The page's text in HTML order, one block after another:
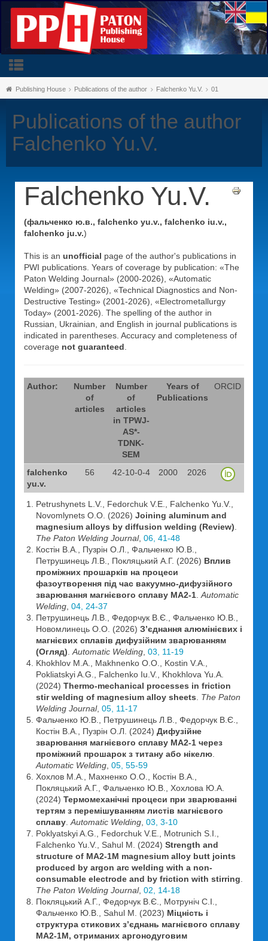
Publishing House Publications of the author Falchenko Yu.V. 01
Publications of the author
Falchenko Yu.V.
Falchenko Yu.V.
(фальченко ю.в., falchenko yu.v., falchenko iu.v.,
falchenko ju.v.)
This is an unofficial page of the author's publications in
PWI publications. Years of coverage by publication: «The
Paton Welding Journal» (2000-2026), «Automatic
Welding» (2007-2026), «Technical Diagnostics and Non-
Destructive Testing» (2001-2026), «Electrometallurgy
Today» (2001-2026). The spelling of the author in
Russian, Ukrainian, and English in journal publications is
indicated in parentheses. Accuracy and completeness of
coverage not guaranteed
Author:
Number
of
articles
Number
of
articles
in TPWJ-
AS*-
TDNK-
SEM
Years of
Publications
ORCID
falchenko
yu.v.
56 42-10-0-4 2000 2026
Petrushynets L.V., Fedorchuk V.E., Falchenko Yu.V.,
Novomlynets O.O. (2026) Joining aluminum and
magnesium alloys by diffusion welding (Review)
The Paton Welding Journal, 06, 41-48
Костін В.А., Пузрін О.Л., Фальченко Ю.В.,
Петрушинець Л.В., Покляцький А.Г. (2026) Вплив
проміжних прошарків на процеси
фазоутворення під час вакуумно-дифузійного
зварювання магнієвого сплаву МА2-1 Automatic
Welding 04, 24-37
Петрушинець Л.В., Федорчук В.Є., Фальченко Ю.В.,
Новомлинець О.О. (2026) З’єднання алюмінієвих і
магнієвих сплавів дифузійним зварюванням
(Огляд) Automatic Welding 03, 11-19
Khokhlov M.A., Makhnenko O.O., Kostin V.A.,
Pokliatskyi A.G., Falchenko Iu.V., Khokhlova Yu.A.
(2024) Thermo-mechanical processes in friction
stir welding of magnesium alloy sheets
The Paton
Welding Journal, 05, 11-17
Фальченко Ю.В., Петрушинець Л.В., Федорчук В.Є.,
Костін В.А., Пузрін О.Л. (2024) Дифузійне
зварювання магнієвого сплаву МА2-1 через
проміжний прошарок з титану або нікелю
Automatic Welding 05, 55-59
Хохлов М.А., Махненко О.О., Костін В.А.,
Покляцький А.Г., Фальченко Ю.В., Хохлова Ю.А.
(2024) Термомеханічні процеси при зварюванні
тертям з перемішуванням листів магнієвого
сплаву Automatic Welding 03, 3-10
Poklyatskyi A.G., Fedorchuk V.E., Motrunich S.I.,
Falchenko Yu.V., Sahul M. (2024) Strength and
structure of MA2-1M magnesium alloy butt joints
produced by argon arc welding with a non-
consumable electrode and by friction with stirring
The Paton Welding Journal, 02, 14-18
Покляцький А.Г., Федорчук В.Є., Мотруніч С.І.,
Фальченко Ю.В., Sahul M. (2023) Міцність і
структура стикових з’єднань магнієвого сплаву
МА2-1М, отриманих аргонодуговим